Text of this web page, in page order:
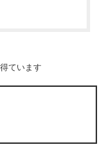
ています